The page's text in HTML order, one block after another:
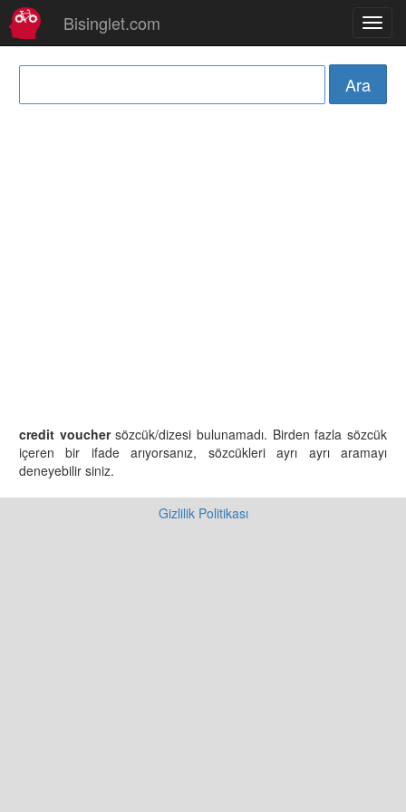
Bisinglet.com
credit vouchersözcük/dizesi bulunamadı. Birden fazla sözcük
içeren bir ifade arıyorsanız, sözcükleri ayrı ayrı aramayı
deneyebilir siniz.
Gizlilik Politikası